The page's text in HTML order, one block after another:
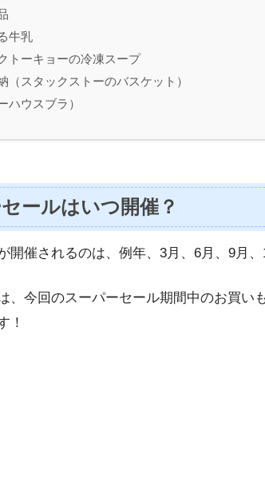
牛乳
トーキョーの冷凍スープ
（スタックストーのバスケット）
ハウスブラ）
ールはいつ開催？
開催されるのは、例年、3月、6月、9月、
、今回のスーパーセール期間中のお買い
！